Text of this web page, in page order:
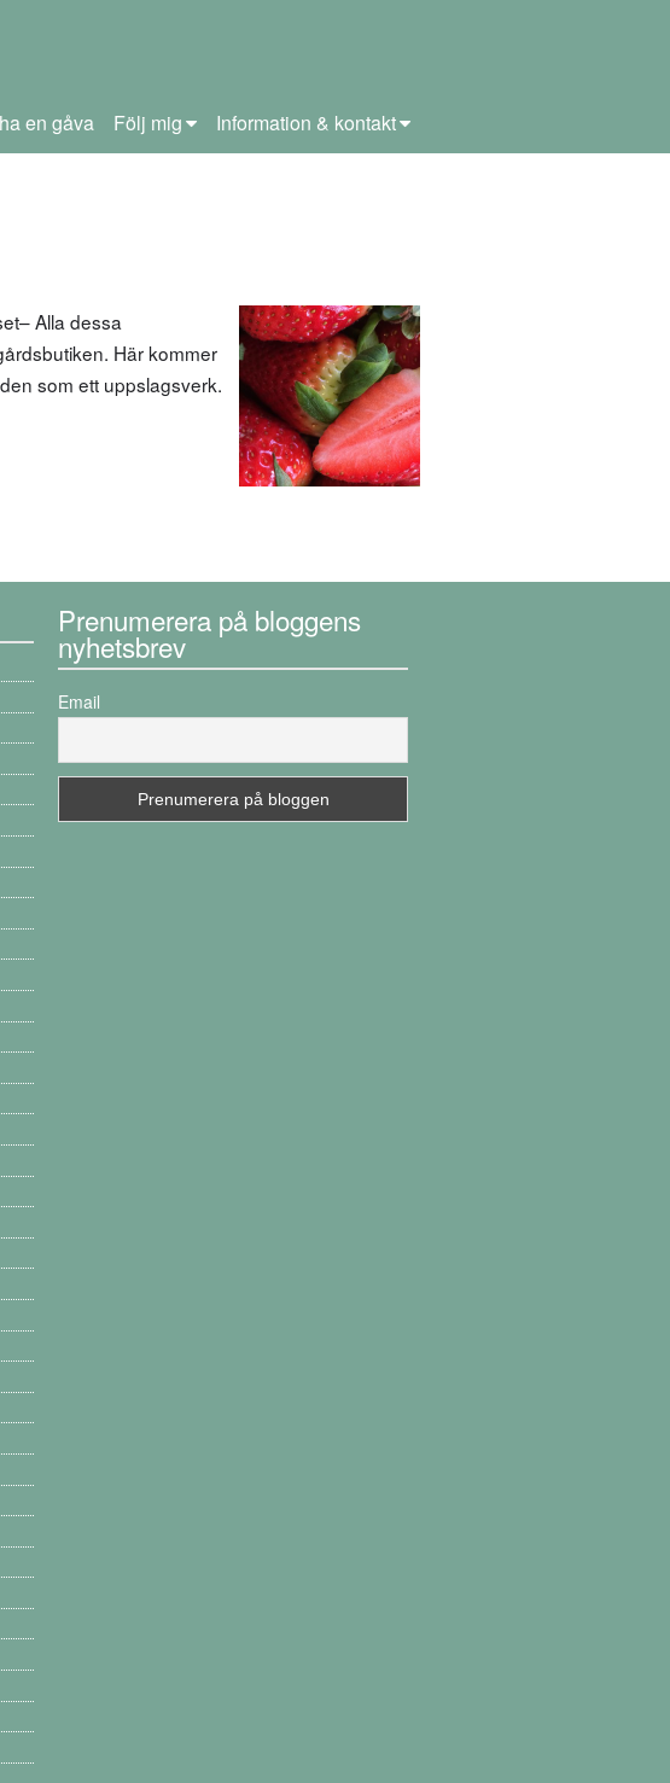
en gåva Följ mig Information & kontakt
Alla dessa
Här kommer
som ett uppslagsverk.
Prenumerera på bloggens
nyhetsbrev
Email